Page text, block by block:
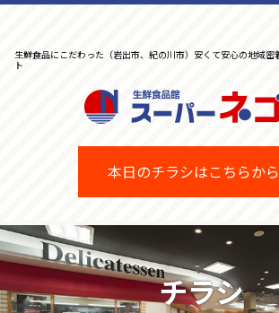
生鮮食品にこだわった（岩出市、紀の川市）安くて安心の地域密
ト
本日のチラシはこちらから
チラシ